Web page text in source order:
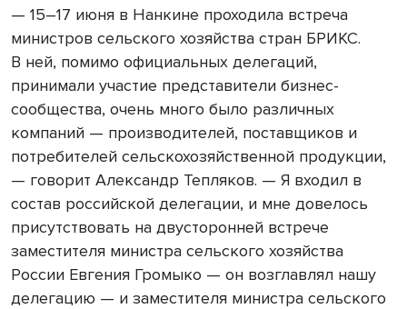
— 15–17 июня в Нанкине проходила встреча
министров сельского хозяйства стран БРИКС.
В ней, помимо официальных делегаций,
принимали участие представители бизнес-
сообщества, очень много было различных
компаний — производителей, поставщиков и
потребителей сельскохозяйственной продукции,
— говорит Александр Тепляков. — Я входил в
состав российской делегации, и мне довелось
присутствовать на двусторонней встрече
заместителя министра сельского хозяйства
России Евгения Громыко — он возглавлял нашу
делегацию — и заместителя министра сельского